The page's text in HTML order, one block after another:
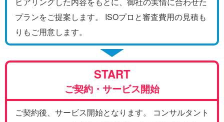
プランをご提案します。 ISOプロと審査費用の見積も
りもご用意します。
START
ご契約・サービス開始
ご契約後、サービス開始となります。 コンサルタント